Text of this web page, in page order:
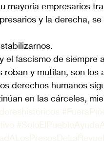
mayoría empresarios
y la derecha,
el fascismo de siempre
y mutilan, son los
derechos humanos
en las cárceles,